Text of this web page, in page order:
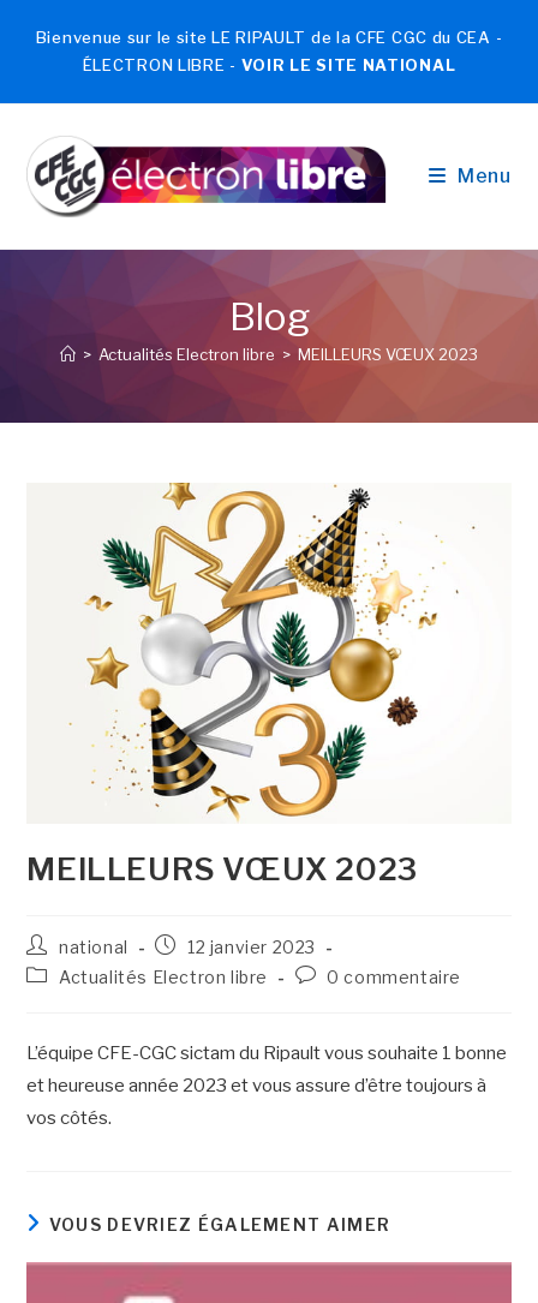
Bienvenue sur le site LE RIPAULT de la CFE CGC du CEA -
ÉLECTRON LIBRE - VOIR LE SITE NATIONAL
Menu
Blog
> Actualités Electron libre > MEILLEURS VŒUX 2023
MEILLEURS VŒUX 2023
national
12 janvier 2023
Actualités Electron libre
0 commentaire
L’équipe CFE-CGC sictam du Ripault vous souhaite 1 bonne
et heureuse année 2023 et vous assure d’être toujours à
vos côtés.
VOUS DEVRIEZ ÉGALEMENT AIMER